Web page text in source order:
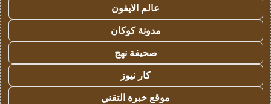
عالم الايفون
مدونة كوكان
صحيفة نهج
كار نيوز
موقع خبرة التقني